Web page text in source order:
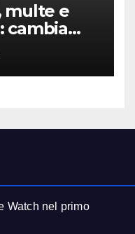
multe e
cambia
allo
Watch nel primo